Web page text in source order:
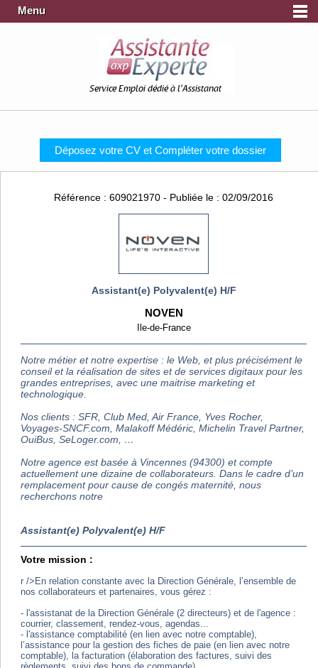
Menu
Service Emploi dédié à l'Assistanat
Déposez votre CV et Compléter votre dossier
Référence : 609021970 - Publiée le : 02/09/2016
Assistant(e) Polyvalent(e) H/F
NOVEN
Ile-de-France
Notre métier et notre expertise : le Web, et plus précisément le
conseil et la réalisation de sites et de services digitaux pour les
grandes entreprises, avec une maitrise marketing et
technologique.
Nos clients : SFR, Club Med, Air France, Yves Rocher,
Voyages-SNCF.com, Malakoff Médéric, Michelin Travel Partner,
OuiBus, SeLoger.com, …
Notre agence est basée à Vincennes (94300) et compte
actuellement une dizaine de collaborateurs. Dans le cadre d’un
remplacement pour cause de congés maternité, nous
recherchons notre
Assistant(e) Polyvalent(e) H/F
Votre mission :
r />En relation constante avec la Direction Générale, l’ensemble de
nos collaborateurs et partenaires, vous gérez :
- l'assistanat de la Direction Générale (2 directeurs) et de l'agence :
courrier, classement, rendez-vous, agendas...
- l'assistance comptabilité (en lien avec notre comptable),
l’assistance pour la gestion des fiches de paie (en lien avec notre
comptable), la facturation (élaboration des factures, suivi des